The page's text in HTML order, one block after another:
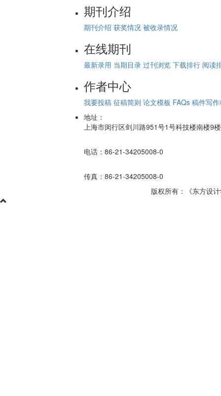
期刊介绍
期刊介绍 获奖情况 被收录情况
在线期刊
最新录用 当期目录 过刊浏览 下载排行 阅读
作者中心
我要投稿 征稿简则 论文模板 FAQs 稿件写
地址：
上海市闵行区剑川路951号1号科技楼南楼9楼
电话：86-21-34205008-0
传真：86-21-34205008-0
版权所有：《东方设